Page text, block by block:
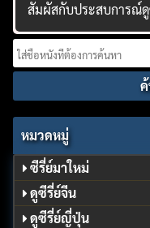
สัมผัสกับประสบการณ์
Search
for:
หมวดหมู่
ซีรี่ย์มาใหม่
ดูซีรี่ย์จีน
ดูซีรี่ย์ญี่ปุ่น